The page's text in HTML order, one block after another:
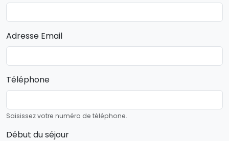
Adresse Email
Téléphone
Saisissez votre numéro de téléphone.
Début du séjour